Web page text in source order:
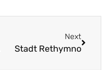
Next
Stadt Rethymno